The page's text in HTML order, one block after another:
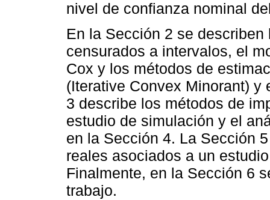
nivel de confianza nominal
En la Sección 2 se
censurados a intervalos, el
Cox y los métodos de
(Iterative Convex Minorant)
3 describe los métodos de
estudio de simulación y el
en la Sección 4. La Sección
reales asociados a un
Finalmente, en la Sección 6
trabajo.